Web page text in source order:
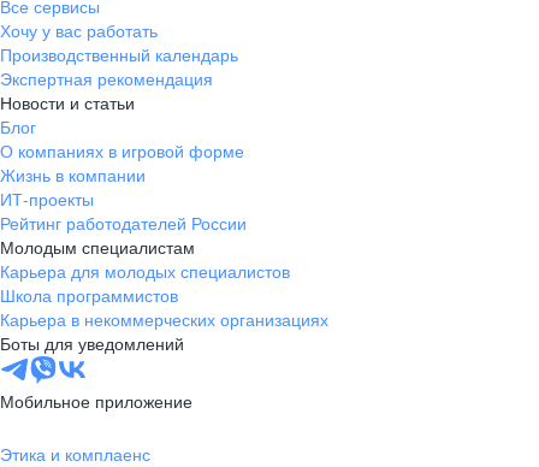
Все сервисы
Хочу у вас работать
Производственный календарь
Экспертная рекомендация
Новости и статьи
Блог
О компаниях в игровой форме
Жизнь в компании
ИТ-проекты
Рейтинг работодателей России
Молодым специалистам
Карьера для молодых специалистов
Школа программистов
Карьера в некоммерческих организациях
Боты для уведомлений
Мобильное приложение
Этика и комплаенс